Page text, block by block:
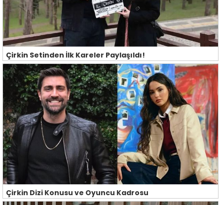
Çirkin Setinden İlk Kareler Paylaşıldı!
Çirkin Dizi Konusu ve Oyuncu Kadrosu